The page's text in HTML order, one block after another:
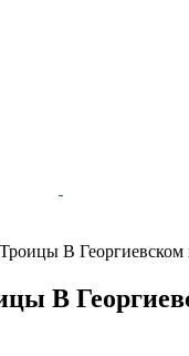
В Георгиевском
В